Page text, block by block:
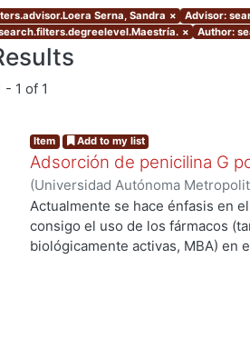
Serna, Sandra × Advisor:
× Author:
- 1 of 1
Item Add to my list
Adsorción de penicilina G
(Universidad Autónoma
de Servicios de Información.,
Actualmente se hace énfasis en
consigo el uso de los fármacos
biológicamente activas, MBA) en